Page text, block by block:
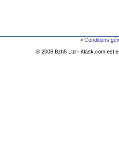
•Conditions
© 2006 Bzh5 Ltd - Klask.com est